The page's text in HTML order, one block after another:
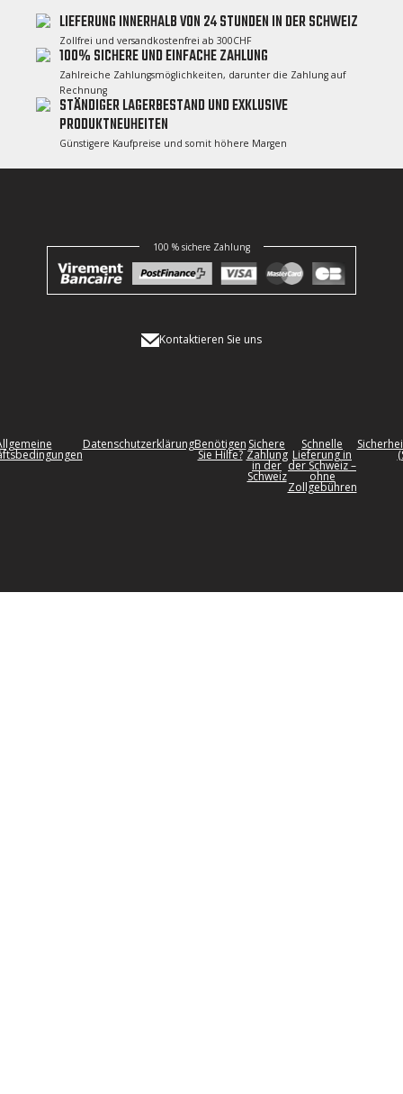
LIEFERUNG INNERHALB VON 24 STUNDEN IN DER SCHWEIZ
Zollfrei und versandkostenfrei ab 300CHF
100% SICHERE UND EINFACHE ZAHLUNG
Zahlreiche Zahlungsmöglichkeiten, darunter die Zahlung auf
Rechnung
STÄNDIGER LAGERBESTAND UND EXKLUSIVE
PRODUKTNEUHEITEN
Günstigere Kaufpreise und somit höhere Margen
100 % sichere Zahlung
Kontaktieren Sie uns
DatenschutzerklärungBenötigen
Sie Hilfe?
Sichere
Zahlung
in der
Schweiz
Schnelle
Lieferung in
der Schweiz –
ohne
Zollgebühren